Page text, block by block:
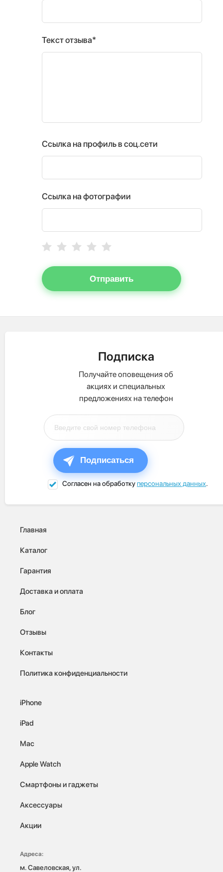
Текст отзыва*
Ссылка на профиль в соц.сети
Ссылка на фотографии
Отправить
Подписка
Получайте оповещения об
акциях и специальных
предложениях на телефон
Подписаться
Согласен на обработкуперсональных данных.
Главная
Каталог
Гарантия
Доставка и оплата
Блог
Отзывы
Контакты
Политика конфиденциальности
iPhone
iPad
Mac
Apple Watch
Смартфоны и гаджеты
Аксессуары
Акции
Адреса:
м. Савеловская, ул.